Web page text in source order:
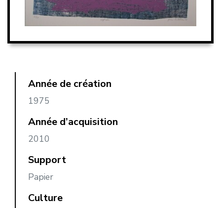
Année de création
1975
Année d’acquisition
2010
Support
Papier
Culture